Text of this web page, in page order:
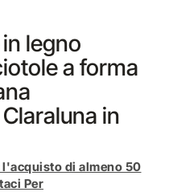
legno
a forma
in
di almeno 50
Per